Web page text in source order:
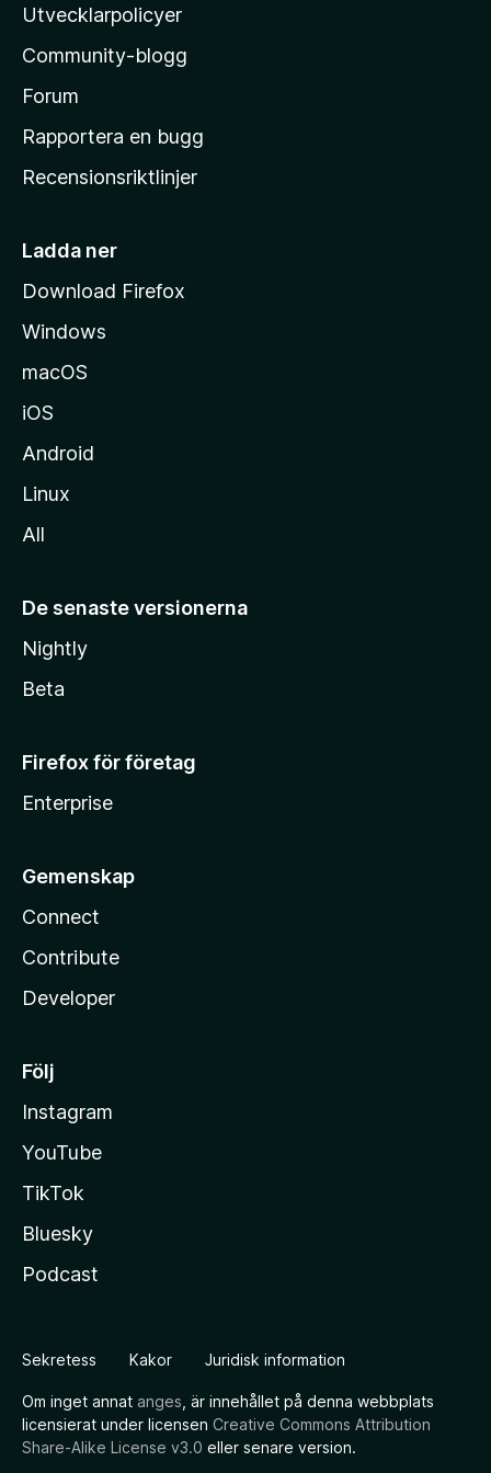
l
a
s
h
m
i
a
Utvecklarpolicyer
Community-blogg
Forum
Rapportera en bugg
Recensionsriktlinjer
Ladda ner
Download Firefox
Windows
macOS
iOS
Android
Linux
All
De senaste versionerna
Nightly
Beta
Firefox för företag
Enterprise
Gemenskap
Connect
Contribute
Developer
Följ
Instagram
YouTube
TikTok
Bluesky
Podcast
Sekretess Kakor Juridisk information
Om inget annat anges , är innehållet på denna webbplats
licensierat under licensen Creative Commons Attribution
Share-Alike License v3.0 eller senare version.